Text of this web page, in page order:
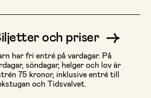
och priser
har fri entré på vardagar. På
söndagar, helger och lov är
75 kronor, inklusive entré till
och Tidsvalvet.